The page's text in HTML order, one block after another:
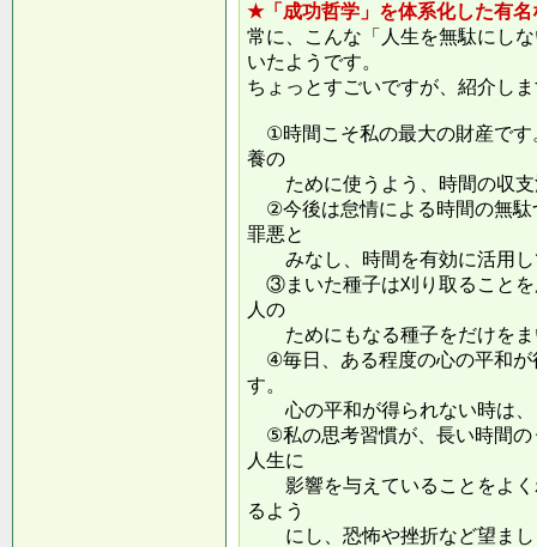
★「成功哲学」を体系化した有
常に、こんな「人生を無駄にし
いたようです。
ちょっとすごいですが、紹介し
①時間こそ私の最大の財産です
養の
ために使うよう、時間の収支
②今後は怠情による時間の無駄
罪悪と
みなし、時間を有効に活用し
③まいた種子は刈り取ることを
人の
ためにもなる種子をだけをま
④毎日、ある程度の心の平和が
す。
心の平和が得られない時は、
⑤私の思考習慣が、長い時間の
人生に
影響を与えていることをよく
るよう
にし、恐怖や挫折など望まし